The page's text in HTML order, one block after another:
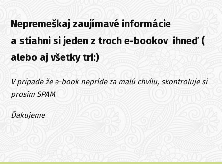
Nepremeškaj zaujímavé informácie
a stiahni si jeden z troch e-bookov ihneď (
alebo aj všetky tri:)
V prípade že e-book nepríde za malú chvíľu, skontroluje si
prosím SPAM.
Ďakujeme